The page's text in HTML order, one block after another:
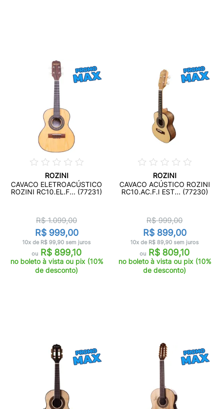
ROZINI
CAVACO ELETROACÚSTICO
ROZINI RC10.EL.F... (77231)
R$ 1.099,00
R$ 999,00
10x de R$ 99,90 sem juros
ou R$ 899,10
no boleto à vista ou pix (10%
de desconto)
ROZINI
CAVACO ACÚSTICO ROZINI
RC10.AC.F.I EST... (77230)
R$ 999,00
R$ 899,00
10x de R$ 89,90 sem juros
ou R$ 809,10
no boleto à vista ou pix (10%
de desconto)